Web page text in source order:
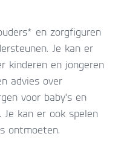
en zorgfiguren
Je kan er
kinderen en jongeren
advies over
voor baby's en
Je kan er ook spelen
ontmoeten.